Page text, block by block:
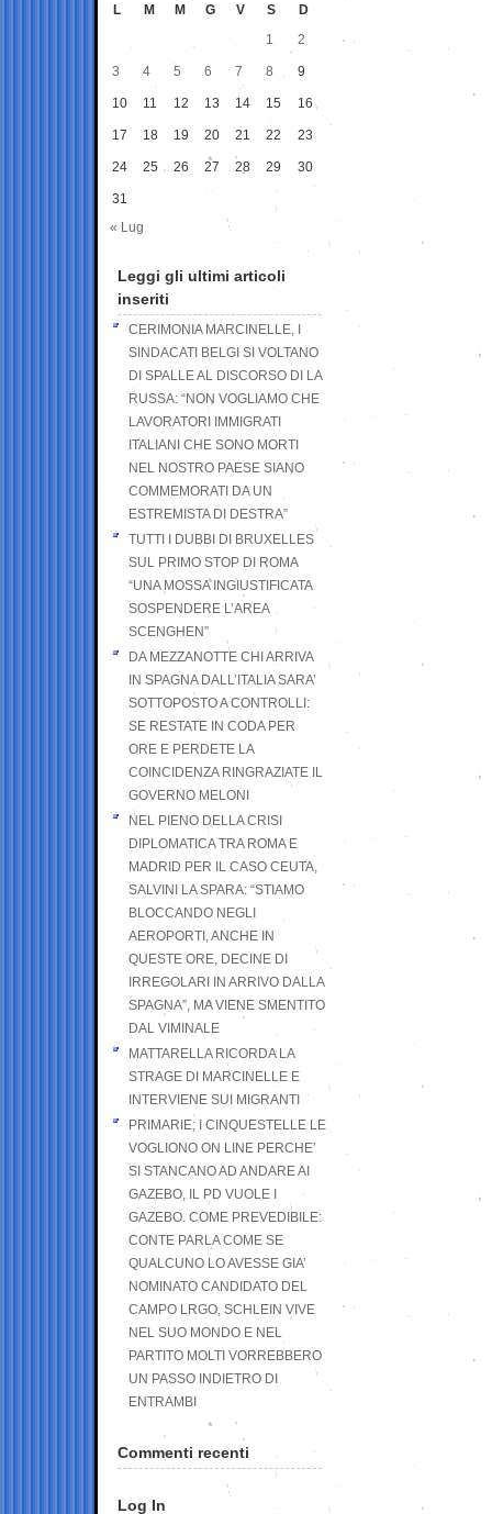
L M M G V S
D
1
2
3 4 5 6 7 8 9
10 11 12 13 14 15 16
17 18 19 20 21 22 23
24 25 26 27 28 29 30
31
« Lug
Leggi gli ultimi articoli
inseriti
CERIMONIA MARCINELLE, I
SINDACATI BELGI SI VOLTANO
DI SPALLE AL DISCORSO DI LA
RUSSA: “NON VOGLIAMO CHE
LAVORATORI IMMIGRATI
ITALIANI CHE SONO MORTI
NEL NOSTRO PAESE SIANO
COMMEMORATI DA UN
ESTREMISTA DI DESTRA”
TUTTI I DUBBI DI BRUXELLES
SUL PRIMO STOP DI ROMA
“UNA MOSSA INGIUSTIFICATA
SOSPENDERE L’AREA
SCENGHEN”
DA MEZZANOTTE CHI ARRIVA
IN SPAGNA DALL’ITALIA SARA’
SOTTOPOSTO A CONTROLLI:
SE RESTATE IN CODA PER
ORE E PERDETE LA
COINCIDENZA RINGRAZIATE IL
GOVERNO MELONI
NEL PIENO DELLA CRISI
DIPLOMATICA TRA ROMA E
MADRID PER IL CASO CEUTA,
SALVINI LA SPARA: “STIAMO
BLOCCANDO NEGLI
AEROPORTI, ANCHE IN
QUESTE ORE, DECINE DI
IRREGOLARI IN ARRIVO DALLA
SPAGNA”, MA VIENE SMENTITO
DAL VIMINALE
MATTARELLA RICORDA LA
STRAGE DI MARCINELLE E
INTERVIENE SUI MIGRANTI
PRIMARIE; I CINQUESTELLE LE
VOGLIONO ON LINE PERCHE’
SI STANCANO AD ANDARE AI
GAZEBO, IL PD VUOLE I
GAZEBO. COME PREVEDIBILE:
CONTE PARLA COME SE
QUALCUNO LO AVESSE GIA’
NOMINATO CANDIDATO DEL
CAMPO LRGO, SCHLEIN VIVE
NEL SUO MONDO E NEL
PARTITO MOLTI VORREBBERO
UN PASSO INDIETRO DI
ENTRAMBI
Commenti recenti
Log In